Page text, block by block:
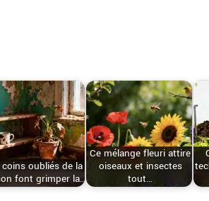
coins oubliés de la
font grimper la…
Ce mélange fleuri attire
oiseaux et insectes
tout…